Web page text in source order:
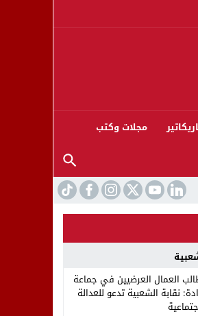
مجلات وكتب
العمال العرضيين في جماعة
نقابة الشعبية تدعو للعدالة